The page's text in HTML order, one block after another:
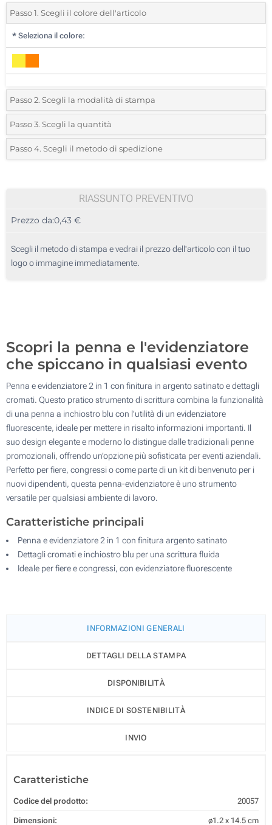
Passo 1. Scegli il colore dell'articolo
* Seleziona il colore:
Passo 2. Scegli la modalità di stampa
*Seleziona la posizione di stampa e il colore del vostro logo:
1 Colore (Sul corpo)
3 Colori (Sul corpo)
Stampa digitale (Sul corpo)
Passo 3. Scegli la quantità
*Quantità desiderata:
50
125
250
Passo 4. Scegli il metodo di spedizione
RIASSUNTO PREVENTIVO
Prezzo da:0,43 €
Scegli il metodo di stampa e vedrai il prezzo dell'articolo con il tuo
logo o immagine immediatamente.
Scopri la penna e l'evidenziatore
che spiccano in qualsiasi evento
Penna e evidenziatore 2 in 1 con finitura in argento satinato e dettagli
cromati. Questo pratico strumento di scrittura combina la funzionalità
di una penna a inchiostro blu con l’utilità di un evidenziatore
fluorescente, ideale per mettere in risalto informazioni importanti. Il
suo design elegante e moderno lo distingue dalle tradizionali penne
promozionali, offrendo un’opzione più sofisticata per eventi aziendali.
Perfetto per fiere, congressi o come parte di un kit di benvenuto per i
nuovi dipendenti, questa penna-evidenziatore è uno strumento
versatile per qualsiasi ambiente di lavoro.
Caratteristiche principali
Penna e evidenziatore 2 in 1 con finitura argento satinato
Dettagli cromati e inchiostro blu per una scrittura fluida
Ideale per fiere e congressi, con evidenziatore fluorescente
INFORMAZIONI GENERALI
DETTAGLI DELLA STAMPA
DISPONIBILITÀ
INDICE DI SOSTENIBILITÀ
INVIO
Caratteristiche
Codice del prodotto: 20057
Dimensioni: ø1.2 x 14.5 cm